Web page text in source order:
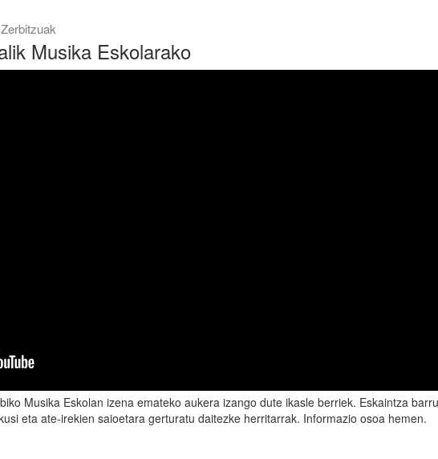
Zerbitzuak
Musika Eskolarako
Musika Eskolan izena emateko aukera izango dute ikasle berriek. Eskaintza
eta ate-irekien saioetara gerturatu daitezke herritarrak. Informazio osoa hemen.